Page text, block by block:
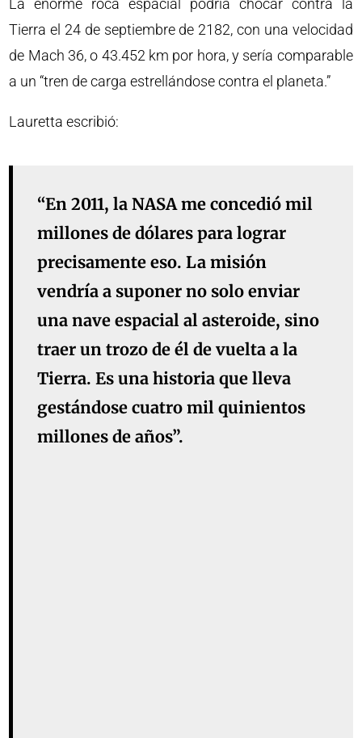
Tierra el 24 de septiembre de 2182, con una velocidad
de Mach 36, o 43.452 km por hora, y sería comparable
a un “tren de carga estrellándose contra el planeta.”
Lauretta escribió:
“En 2011, la NASA me concedió mil
millones de dólares para lograr
precisamente eso. La misión
vendría a suponer no solo enviar
una nave espacial al asteroide, sino
traer un trozo de él de vuelta a la
Tierra. Es una historia que lleva
gestándose cuatro mil quinientos
millones de años”.